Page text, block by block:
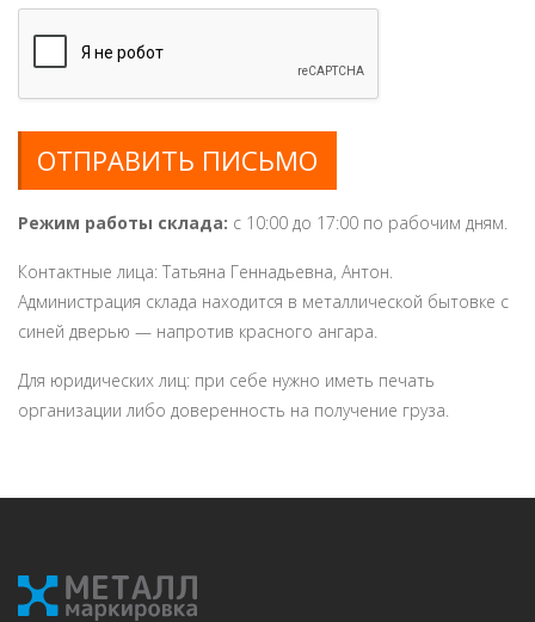
ОТПРАВИТЬ ПИСЬМО
Режим работы склада: с 10:00 до 17:00 по рабочим дням.
Контактные лица: Татьяна Геннадьевна, Антон.
Администрация склада находится в металлической бытовке с
синей дверью — напротив красного ангара.
Для юридических лиц: при себе нужно иметь печать
организации либо доверенность на получение груза.